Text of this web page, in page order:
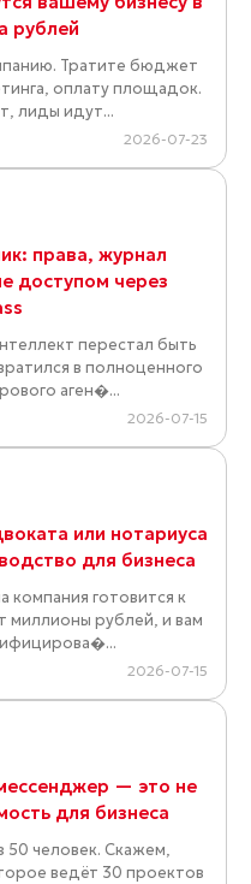
рублей
Тратите бюджет
оплату площадок.
лиды идут...
2026-07-23
права, журнал
доступом через
перестал быть
в полноценного
аген�...
2026-07-15
или нотариуса
для бизнеса
компания готовится к
миллионы рублей, и вам
2026-07-15
— это не
для бизнеса
50 человек. Скажем,
ведёт 30 проектов